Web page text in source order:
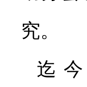
究。
迄今